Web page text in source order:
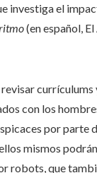
investiga el
(en español,
con los
por parte
mismos
robots, que